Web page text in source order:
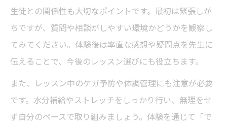
生徒との関係性も大切なポイントです。最初は緊張しが
ちですが、質問や相談がしやすい環境かどうかを観察し
てみてください。体験後は率直な感想や疑問点を先生に
伝えることで、今後のレッスン選びにも役立ちます。
また、レッスン中のケガ予防や体調管理にも注意が必要
です。水分補給やストレッチをしっかり行い、無理をせ
ず自分のペースで取り組みましょう。体験を通じて「で